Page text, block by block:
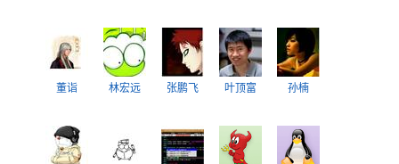
董诣 林宏远 张鹏飞 叶顶富 孙楠